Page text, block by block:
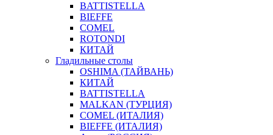
BATTISTELLA
BIEFFE
COMEL
ROTONDI
КИТАЙ
Гладильные столы
OSHIMA (ТАЙВАНЬ)
КИТАЙ
BATTISTELLA
MALKAN (ТУРЦИЯ)
COMEL (ИТАЛИЯ)
BIEFFE (ИТАЛИЯ)